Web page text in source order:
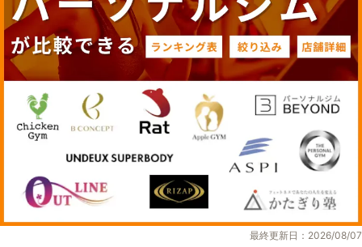
最終更新日：2026/08/07